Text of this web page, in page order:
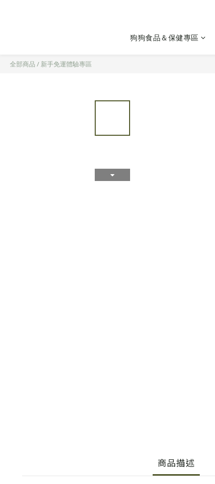
狗狗食品＆保健專區
全部商品 / 新手免運體驗專區
商品描述